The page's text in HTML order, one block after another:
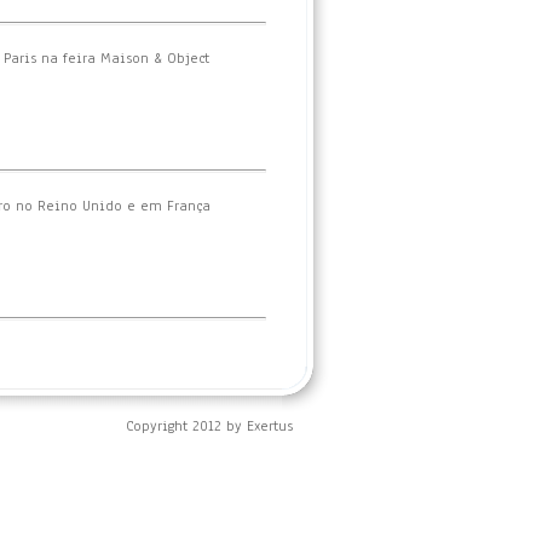
na feira Maison & Object
no Reino Unido e em França
Copyright 2012 by Exertus